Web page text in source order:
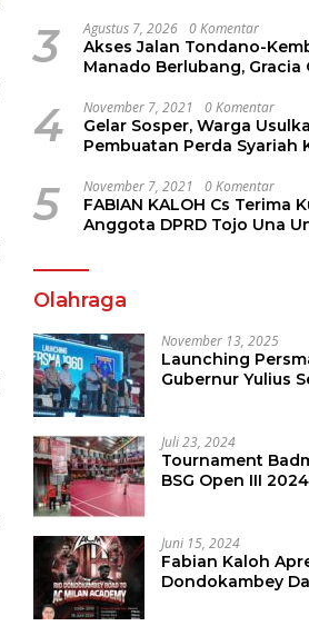
3 Agustus 7, 2026 0 Komentar
Akses Jalan Tondano-
Manado Berlubang, Gracia
4 November 7, 2021 0 Komentar
Gelar Sosper, Warga
Pembuatan Perda Syariah
5 November 7, 2021 0 Komentar
FABIAN KALOH Cs Terima
Anggota DPRD Tojo Una
Olahraga
November 13, 2025
Launching
Gubernur Yulius
Melambai
Juli 23, 2024
Tournament
BSG Open III
Badminton
Juni 15, 2024
Fabian Kaloh
Dondokambey